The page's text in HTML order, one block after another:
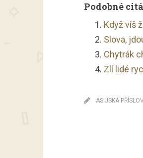
Podobné
Když víš
Slova,
Chytrák
Zlí lidé
ASIJSKÁ